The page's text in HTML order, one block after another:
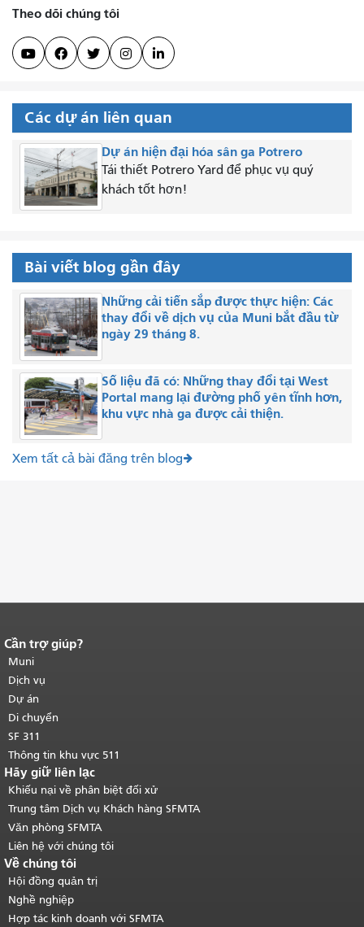
Theo dõi chúng tôi
    
Các dự án liên quan
Dự án hiện đại hóa sân ga Potrero
Tái thiết Potrero Yard để phục vụ quý
khách tốt hơn!
Bài viết blog gần đây
Những cải tiến sắp được thực hiện: Các
thay đổi về dịch vụ của Muni bắt đầu từ
ngày 29 tháng 8.
Số liệu đã có: Những thay đổi tại West
Portal mang lại đường phố yên tĩnh hơn,
khu vực nhà ga được cải thiện.
Xem tất cả bài đăng trên blog
Kết thúc nội dung trang.
của trang này được lặp lại trên mọi
trang.Quay lại đầu trang nội dung
chính.
Cần trợ giúp?
Muni
Dịch vụ
Dự án
Di chuyển
SF 311
Thông tin khu vực 511
Hãy giữ liên lạc
Khiếu nại về phân biệt đối xử
Trung tâm Dịch vụ Khách hàng SFMTA
Văn phòng SFMTA
Liên hệ với chúng tôi
Về chúng tôi
Hội đồng quản trị
Nghề nghiệp
Hợp tác kinh doanh với SFMTA